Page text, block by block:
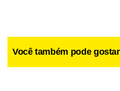
Você também pode gostar